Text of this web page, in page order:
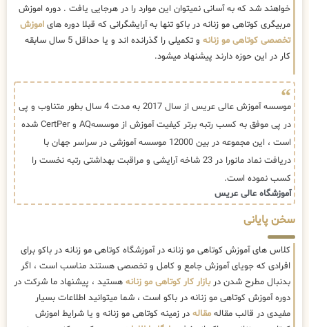
خواهند شد که به آسانی نمیتوان این موارد را در هرجایی یافت . دوره اموزش
مربیگری کوتاهی مو زنانه در باکو تنها به آرایشگرانی که قبلا دوره های اموزش
تخصصی کوتاهی مو زنانه
و تکمیلی را گذرانده اند و یا حداقل 5 سال سابقه
کار در این حوزه دارند پیشنهاد میشود.
موسسه آموزش عالی عریس از سال 2017 به مدت 4 سال بطور متناوب و پی
در پی موفق به کسب رتبه برتر کیفیت آموزش از موسسهAQ و CertPer شده
است ، این مجموعه در بین 12000 موسسه آموزشی در سراسر جهان با
دریافت نماد مانورا در 23 شاخه آرایشی و مراقبت بهداشتی رتبه نخست را
کسب نموده است.
آموزشگاه عالی عریس
سخن پایانی
کلاس های آموزش کوتاهی مو زنانه در آموزشگاه کوتاهی مو زنانه در باکو برای
افرادی که جویای آموزش جامع و کامل و تخصصی هستند مناسب است ، اگر
بدنبال مطرح شدن دربازار کار کوتاهی مو زنانه هستید ، پیشنهاد ما شرکت در
دوره آموزش کوتاهی مو زنانه در باکو است ، شما میتوانید اطلاعات بسیار
مفیدی در قالب مقاله مقاله در زمینه کوتاهی مو زنانه و یا شرایط اموزش